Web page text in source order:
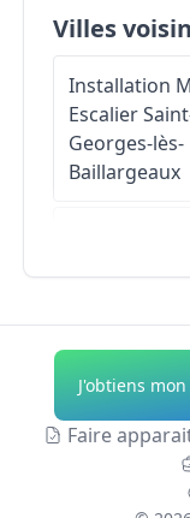
Villes
Installation
Escalier
Georges-lès-
Baillargeaux
Poitou
Installation
Escalier
Installation
Escalier
J'obtiens
Faire